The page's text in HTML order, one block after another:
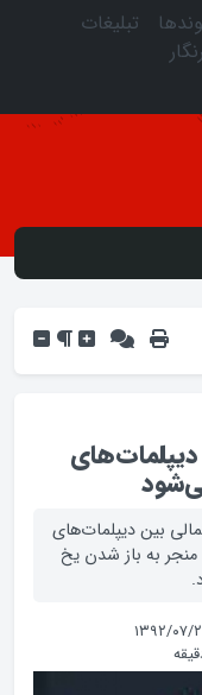
تبلیغات
دیپلمات‌های
بین دیپلمات‌های
منجر به باز شدن یخ